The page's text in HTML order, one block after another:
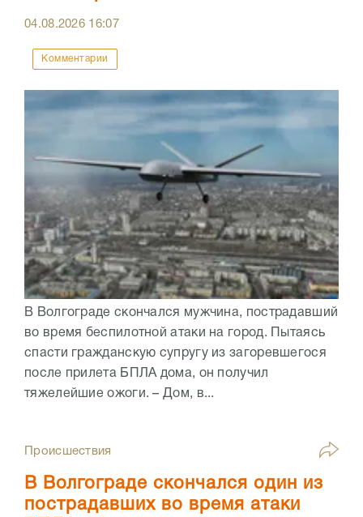
04.08.2026 16:07
Комментарии
В Волгограде скончался мужчина, пострадавший
во время беспилотной атаки на город. Пытаясь
спасти гражданскую супругу из загоревшегося
после прилета БПЛА дома, он получил
тяжелейшие ожоги. – Дом, в...
Происшествия
В Волгограде скончался один из
пострадавших во время атаки